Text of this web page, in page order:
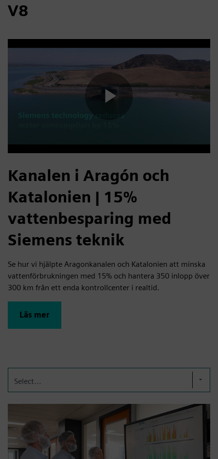
V8
Play
Video
Kanalen i Aragón och
Katalonien | 15%
vattenbesparing med
Siemens teknik
Se hur vi hjälpte Aragonkanalen och Katalonien att minska
vattenförbrukningen med 15% och hantera 350 inlopp över
300 km från ett enda kontrollcenter i realtid.
Läs mer
Select...